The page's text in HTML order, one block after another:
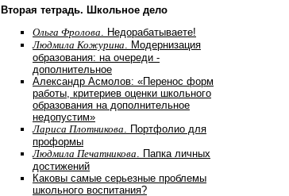
Вторая тетрадь. Школьное дело
Ольга Фролова . Недорабатываете!
Людмила Кожурина . Модернизация
образования: на очереди -
дополнительное
Александр Асмолов: «Перенос форм
работы, критериев оценки школьного
образования на дополнительное
недопустим»
Лариса Плотникова . Портфолио для
проформы
Людмила Печатникова . Папка личных
достижений
Каковы самые серьезные проблемы
школьного воспитания?